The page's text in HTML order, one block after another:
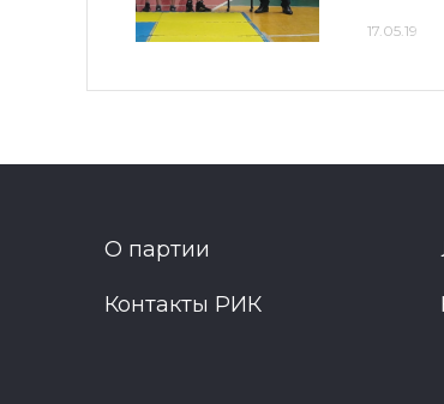
17.05.19
О партии
Контакты РИК